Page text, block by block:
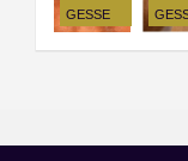
GESSE